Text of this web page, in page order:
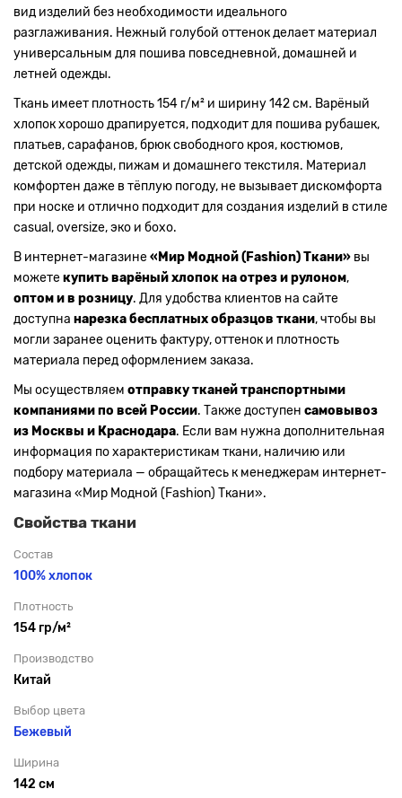
вид изделий без необходимости идеального
разглаживания. Нежный голубой оттенок делает материал
универсальным для пошива повседневной, домашней и
летней одежды.
Ткань имеет плотность 154 г/м² и ширину 142 см. Варёный
хлопок хорошо драпируется, подходит для пошива рубашек,
платьев, сарафанов, брюк свободного кроя, костюмов,
детской одежды, пижам и домашнего текстиля. Материал
комфортен даже в тёплую погоду, не вызывает дискомфорта
при носке и отлично подходит для создания изделий в стиле
casual, oversize, эко и бохо.
В интернет-магазине«Мир Модной (Fashion) Ткани» вы
можетекупить варёный хлопок на отрез и рулоном,
оптом и в розницу. Для удобства клиентов на сайте
доступна нарезка бесплатных образцов ткани, чтобы вы
могли заранее оценить фактуру, оттенок и плотность
материала перед оформлением заказа.
Мы осуществляем отправку тканей транспортными
компаниями по всей России. Также доступен самовывоз
из Москвы и Краснодара. Если вам нужна дополнительная
информация по характеристикам ткани, наличию или
подбору материала — обращайтесь к менеджерам интернет-
магазина «Мир Модной (Fashion) Ткани».
Свойства ткани
Состав
100% хлопок
Плотность
154 гр/м²
Производство
Китай
Выбор цвета
Бежевый
Ширина
142 см